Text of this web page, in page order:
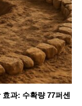
과: 수확량 77퍼센